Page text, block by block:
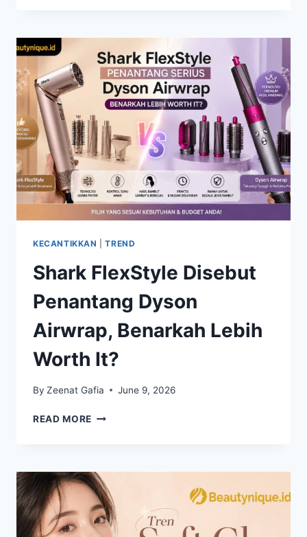
BEAUTY
ENTHUSIAST,
CANTIK
DAN
TERJANGKAU
KECANTIKKAN |TREND
Shark FlexStyle Disebut
Penantang Dyson
Airwrap, Benarkah Lebih
Worth It?
By Zeenat Gafia June 9, 2026
READ MORE SHARK
DYSON
AIRWRAP,
BENARKAH
LEBIH
WORTH